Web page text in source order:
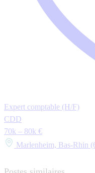
Expert comptable (H/F)
CDD
70k – 80k €
Marlenheim, Bas-Rhin